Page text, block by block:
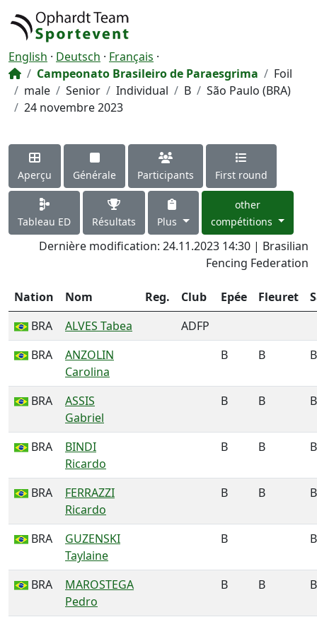
English · Deutsch · Français ·
Campeonato Brasileiro de Paraesgrima
Foil
male
Senior Individual B
São Paulo (BRA)
24 novembre 2023
Aperçu Générale Participants First round
Tableau ED Résultats Plus
other
compétitions
Dernière modification: 24.11.2023 14:30 | Brasilian
Fencing Federation
Nation Nom Reg. Club Epée Fleuret
BRA
ALVES Tabea
ADFP
BRA
ANZOLIN
Carolina
B B B
BRA
ASSIS
Gabriel
B B B
BRA
BINDI
Ricardo
B B B
BRA
FERRAZZI
Ricardo
B B B
BRA
GUZENSKI
Taylaine
B B
BRA
MAROSTEGA
Pedro
B B B